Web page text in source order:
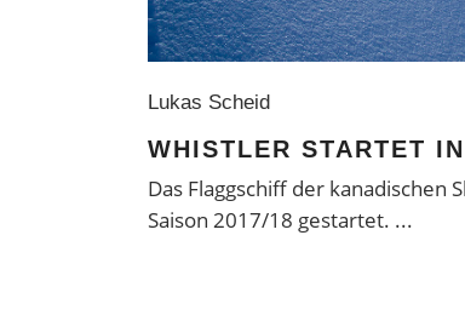
Lukas Scheid
WHISTLER STARTET
Das Flaggschiff der kanadischen
Saison 2017/18 gestartet.